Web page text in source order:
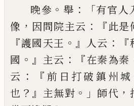
晚參 。 舉 ：「有官人
像 ， 因問院主云 ： 『此是
『護國天王 。』 人云 ：『
國 。』 主云 ：『在秦為秦
云 ：『 前日打破鎮州城
也 ？』 主無對 。」 師代 ，